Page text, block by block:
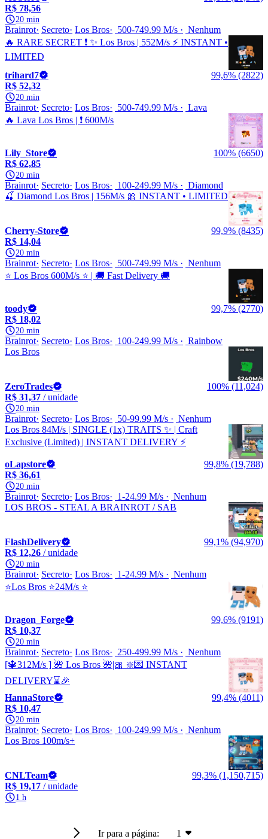
R$ 78,56
20 min
Brainrot Secreto Los Bros 500-749.99 M/s
Nenhum
🔥 RARE SECRET ❗ ✨ Los Bros | 552M/s ⚡ INSTANT •
LIMITED
trihard7
99,6% (2822)
R$ 52,32
20 min
Brainrot Secreto Los Bros 500-749.99 M/s
Lava
🔥 Lava Los Bros | ❗ 600M/s
Lily_Store
100% (6650)
R$ 62,85
20 min
Brainrot Secreto Los Bros 100-249.99 M/s
Diamond
🍒 Diamond Los Bros | 156M/s 🎀 INSTANT • LIMITED
Cherry-Store
99,9% (8435)
R$ 14,04
20 min
Brainrot Secreto Los Bros 500-749.99 M/s
Nenhum
⭐ Los Bros 600M/s ⭐ | 🚚 Fast Delivery 🚚
toody
99,7% (2770)
R$ 18,02
20 min
Brainrot Secreto Los Bros 100-249.99 M/s
Rainbow
Los Bros
ZeroTrades
100% (11,024)
R$ 31,37 / unidade
20 min
Brainrot Secreto Los Bros 50-99.99 M/s
Nenhum
Los Bros 84M/s | SINGLE (1x) TRAITS ✨ | Craft
Exclusive (Limited) | INSTANT DELIVERY ⚡
oLapstore
99,8% (19,788)
R$ 36,61
20 min
Brainrot Secreto Los Bros 1-24.99 M/s
Nenhum
LOS BROS - STEAL A BRAINROT / SAB
FlashDelivery
99,1% (94,970)
R$ 12,26 / unidade
20 min
Brainrot Secreto Los Bros 1-24.99 M/s
Nenhum
⭐Los Bros ⭐24M/s ⭐
Dragon_Forge
99,6% (9191)
R$ 10,37
20 min
Brainrot Secreto Los Bros 250-499.99 M/s
Nenhum
[🔱312M/s ] 🌺 Los Bros 🌺|🎀 ❇️💌 INSTANT
DELIVERY⌛🎉
HannaStore
99,4% (4011)
R$ 10,47
20 min
Brainrot Secreto Los Bros 100-249.99 M/s
Nenhum
Los Bros 100m/s+
CNLTeam
99,3% (1,150,715)
R$ 19,17 / unidade
1 h
Ir para a página: 1